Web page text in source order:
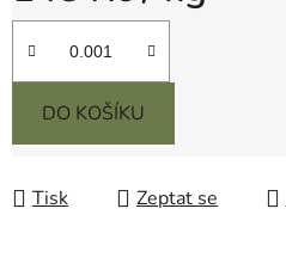
Měrná cena:
DO KOŠÍKU
Tisk Zeptat se